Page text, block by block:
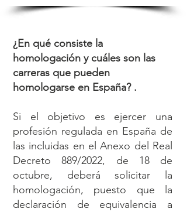
¿En qué consiste la
homologación y cuáles son las
carreras que pueden
homologarse en España? .
Si el objetivo es ejercer una
profesión regulada en España de
las incluidas en el Anexo del Real
Decreto 889/2022, de 18 de
octubre, deberá solicitar la
homologación, puesto que la
declaración de equivalencia a